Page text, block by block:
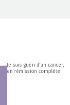
Je suis guéri d’un cancer,
en rémission complète